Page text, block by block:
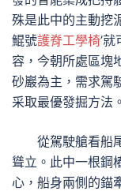
殊是此中的主動挖
鯤號護脊工學椅’
容，今朝所處區塊
砂巖為主，需求駕
采取最優發掘方法。
從駕駛艙看船
聳立。此中一根鋼
心，船身兩側的錨